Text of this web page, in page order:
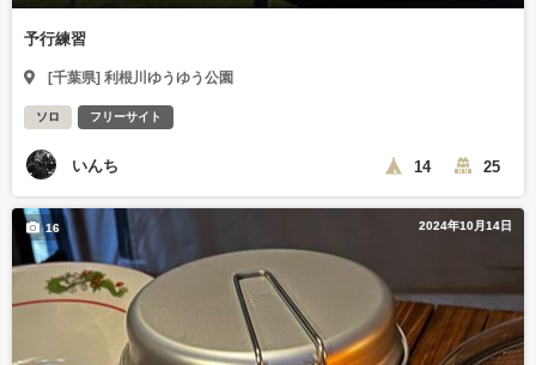
予行練習
[千葉県] 利根川ゆうゆう公園
ソロ フリーサイト
いんち 14 25
2024年10月14日
16